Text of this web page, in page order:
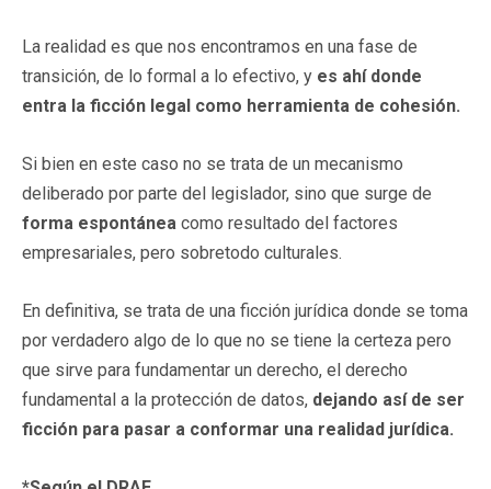
La realidad es que nos encontramos en una fase de
transición, de lo formal a lo efectivo, y es ahí donde
entra la ficción legal como herramienta de cohesión.
Si bien en este caso no se trata de un mecanismo
deliberado por parte del legislador, sino que surge de
forma espontánea como resultado del factores
empresariales, pero sobretodo culturales.
En definitiva, se trata de una ficción jurídica donde se toma
por verdadero algo de lo que no se tiene la certeza pero
que sirve para fundamentar un derecho, el derecho
fundamental a la protección de datos, dejando así de ser
ficción para pasar a conformar una realidad jurídica.